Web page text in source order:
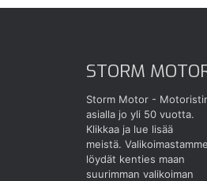
STORM
Storm Motor -
asialla jo yli 50 vuotta.
Klikkaa ja lue lisää
meistä.
löydät kenties maan
suurimman valikoiman